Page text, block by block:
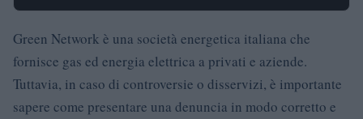
Green Network è una società energetica italiana che
fornisce gas ed energia elettrica a privati e aziende.
Tuttavia, in caso di controversie o disservizi, è importante
sapere come presentare una denuncia in modo corretto e